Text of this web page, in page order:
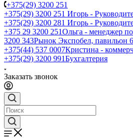
+375(29) 3200 251
+375(29) 3200 251 Игорь -
+375(29) 3200 281 Игорь -
+З75 29 3200 251Ольга - менеджер
3200 343Рынок Экспобел, павильон 6
+375(44) 537 0007Кристина -
+375(29) 3200 991Бухгалтерия
Заказать звонок